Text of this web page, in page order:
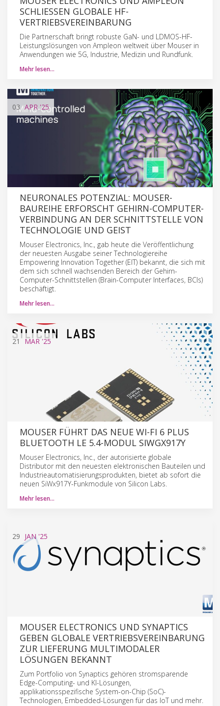
SCHLIESSEN GLOBALE HF-V
ERTRIEBSVEREINBARUNG
Die Partnerschaft bringt robuste GaN- und LDMOS-HF-
Leistungslösungen von Ampleon weltweit über Mouser in
Anwendungen wie 5G, Industrie, Medizin und Rundfunk.
Mehr lesen…
03 APR'25
NEURONALES POTENZIAL: MOUSER-
BAUREIHE ERFORSCHT GEHIRN-COMPUTER-
VERBINDUNG AN DER SCHNITTSTELLE VON
TECHNOLOGIE UND GEIST
Mouser Electronics, Inc., gab heute die Veröffentlichung
der neuesten Ausgabe seiner Technologiereihe
Empowering Innovation Together (EIT) bekannt, die sich mit
dem sich schnell wachsenden Bereich der Gehirn-
Computer-Schnittstellen (Brain-Computer Interfaces, BCIs)
beschäftigt.
Mehr lesen…
21 MAR'25
MOUSER FÜHRT DAS NEUE WI-FI 6 PLUS
BLUETOOTH LE 5.4-MODUL SIWGX917Y
Mouser Electronics, Inc., der autorisierte globale
Distributor mit den neuesten elektronischen Bauteilen und
Industrieautomatisierungsprodukten, bietet ab sofort die
neuen SiWx917Y-Funkmodule von Silicon Labs.
Mehr lesen…
29 JAN'25
MOUSER ELECTRONICS UND SYNAPTICS
GEBEN GLOBALE VERTRIEBSVEREINBARUNG
ZUR LIEFERUNG MULTIMODALER
LÖSUNGEN BEKANNT
Zum Portfolio von Synaptics gehören stromsparende
Edge-Computing- und KI-Lösungen,
applikationsspezifische System-on-Chip (SoC)-
Technologien, Embedded-Lösungen für das IoT und mehr.